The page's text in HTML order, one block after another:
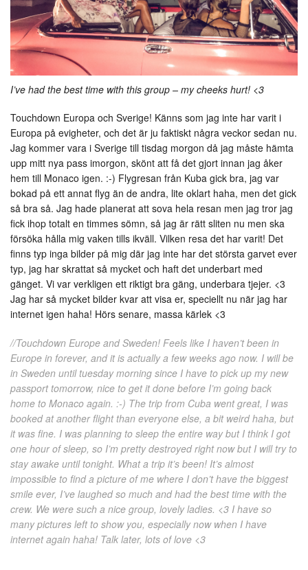
I’ve had the best time with this group – my cheeks hurt! <3
Touchdown Europa och Sverige! Känns som jag inte har varit i
Europa på evigheter, och det är ju faktiskt några veckor sedan nu.
Jag kommer vara i Sverige till tisdag morgon då jag måste hämta
upp mitt nya pass imorgon, skönt att få det gjort innan jag åker
hem till Monaco igen. :-) Flygresan från Kuba gick bra, jag var
bokad på ett annat flyg än de andra, lite oklart haha, men det gick
så bra så. Jag hade planerat att sova hela resan men jag tror jag
fick ihop totalt en timmes sömn, så jag är rätt sliten nu men ska
försöka hålla mig vaken tills ikväll. Vilken resa det har varit! Det
finns typ inga bilder på mig där jag inte har det största garvet ever
typ, jag har skrattat så mycket och haft det underbart med
gänget. Vi var verkligen ett riktigt bra gäng, underbara tjejer. <3
Jag har så mycket bilder kvar att visa er, speciellt nu när jag har
internet igen haha! Hörs senare, massa kärlek <3
//Touchdown Europe and Sweden! Feels like I haven’t been in
Europe in forever, and it is actually a few weeks ago now. I will be
in Sweden until tuesday morning since I have to pick up my new
passport tomorrow, nice to get it done before I’m going back
home to Monaco again. :-) The trip from Cuba went great, I was
booked at another flight than everyone else, a bit weird haha, but
it was fine. I was planning to sleep the entire way but I think I got
one hour of sleep, so I’m pretty destroyed right now but I will try to
stay awake until tonight. What a trip it’s been! It’s almost
impossible to find a picture of me where I don’t have the biggest
smile ever, I’ve laughed so much and had the best time with the
crew. We were such a nice group, lovely ladies. <3 I have so
many pictures left to show you, especially now when I have
internet again haha! Talk later, lots of love <3